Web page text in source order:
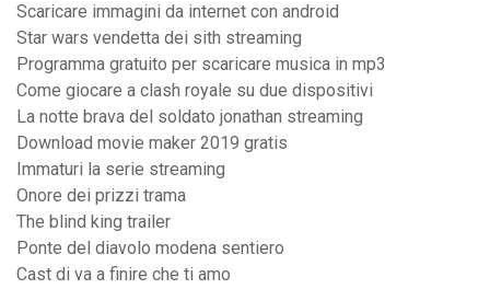
Scaricare immagini da internet con android
Star wars vendetta dei sith streaming
Programma gratuito per scaricare musica in mp3
Come giocare a clash royale su due dispositivi
La notte brava del soldato jonathan streaming
Download movie maker 2019 gratis
Immaturi la serie streaming
Onore dei prizzi trama
The blind king trailer
Ponte del diavolo modena sentiero
Cast di va a finire che ti amo